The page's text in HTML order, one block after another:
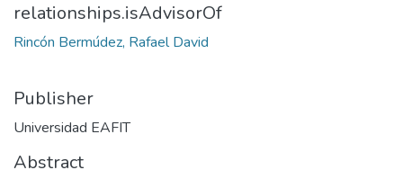
relationships.isAdvisorOf
Rincón Bermúdez, Rafael David
Publisher
Universidad EAFIT
Abstract